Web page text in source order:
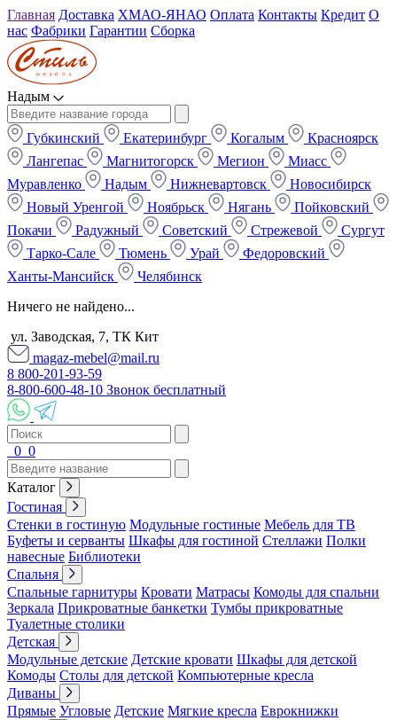
Главная Доставка ХМАО-ЯНАО Оплата Контакты Кредит О
нас Фабрики Гарантии Сборка
Надым
Губкинский Екатеринбург Когалым
Красноярск
Лангепас
Магнитогорск Мегион
Миасс
Муравленко
Надым Нижневартовск
Новосибирск
Новый Уренгой
Ноябрьск Нягань
Пойковский
Покачи
Радужный Советский Стрежевой
Сургут
Тарко-Сале
Тюмень Урай
Федоровский
Ханты-Мансийск
Челябинск
Ничего не найдено...
ул. Заводская, 7, ТК Кит
magaz-mebel@mail.ru
8 800-201-93-59
8-800-600-48-10 Звонок бесплатный
0 0
Каталог
Гостиная
Стенки в гостиную Модульные гостиные Мебель для ТВ
Буфеты и серванты Шкафы для гостиной Стеллажи Полки
навесные Библиотеки
Спальня
Спальные гарнитуры Кровати Матрасы Комоды для спальни
Зеркала Прикроватные банкетки Тумбы прикроватные
Туалетные столики
Детская
Модульные детские Детские кровати Шкафы для детской
Комоды Столы для детской Компьютерные кресла
Диваны
Прямые Угловые Детские Мягкие кресла Еврокнижки